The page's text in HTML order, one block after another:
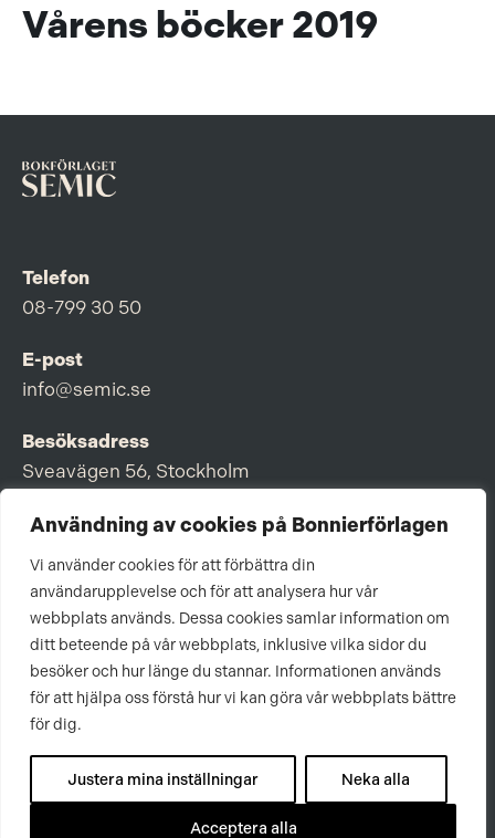
Användning av cookies på Bonnierförlagen
Vi använder cookies för att förbättra din
användarupplevelse och för att analysera hur vår
webbplats används. Dessa cookies samlar information om
ditt beteende på vår webbplats, inklusive vilka sidor du
besöker och hur länge du stannar. Informationen används
för att hjälpa oss förstå hur vi kan göra vår webbplats bättre
för dig.
Justera mina inställningar Neka alla
Acceptera alla
Vårens böcker 2019
Telefon
08-799 30 50
E-post
info@semic.se
Besöksadress
Sveavägen 56, Stockholm
Postadress
Om Bonnierförlagen
Cookies
Integritetspolicy